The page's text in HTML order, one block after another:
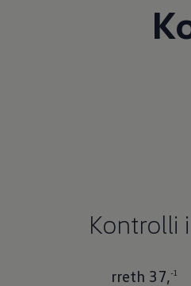
Kontrolli
rreth 37,-1